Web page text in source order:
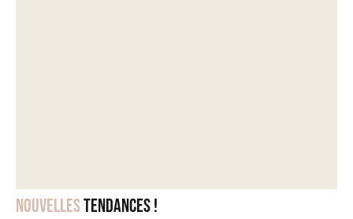
Nouvellestendances !